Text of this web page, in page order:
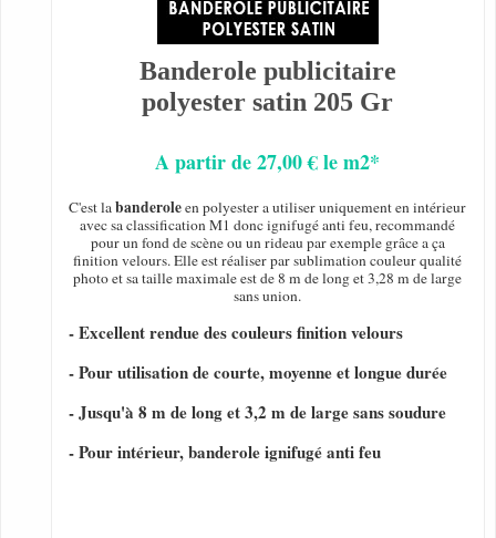
Banderole publicitaire
polyester satin 205 Gr
A partir de 27,00 € le m2*
C'est labanderoleen polyester a utiliser uniquement en intérieur
avec sa classification M1 donc ignifugé anti feu, recommandé
pour un fond de scène ou un rideau par exemple grâce a ça
finition velours. Elle est réaliser par sublimation couleur qualité
photo et sa taille maximale est de 8 m de long et 3,28 m de large
sans union.
- Excellent rendue des couleurs finition velours
- Pour utilisation de courte, moyenne et longue durée
- Jusqu'à 8 m de long et 3,2 m de large sans soudure
- Pour intérieur, banderole ignifugé anti feu